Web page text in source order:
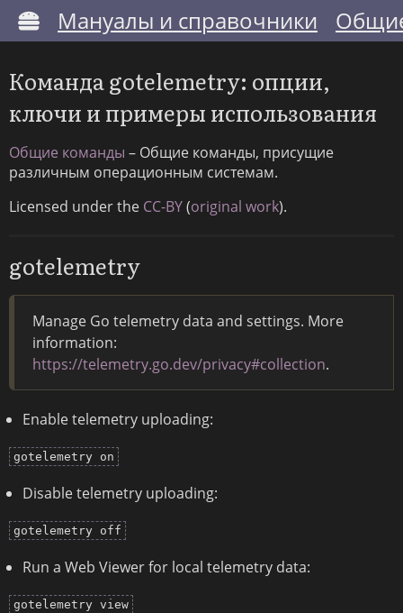
Мануалы и справочники
Команда gotelemetry: опции,
ключи и примеры использования
Общие команды – Общие команды, присущие
различным операционным системам.
Licensed under the CC-BY(original work).
gotelemetry
Manage Go telemetry data and settings. More
information:
https://telemetry.go.dev/privacy#collection.
Enable telemetry uploading:
gotelemetry on
Disable telemetry uploading:
gotelemetry off
Run a Web Viewer for local telemetry data:
gotelemetry view